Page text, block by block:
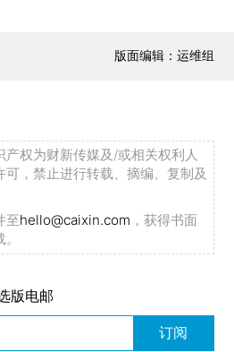
版面编辑：运维组
权为财新传媒及/或相关权利人
，禁止进行转载、摘编、复制及
至hello@caixin.com ，获得书面
版电邮
订阅